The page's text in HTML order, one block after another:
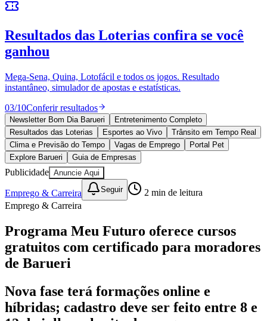
Anuncie no Portal
Cadastrar Empresa
Divulgar Vagas
Política
Esportes
Saúde
Segurança
Cultura
Meio Ambiente
Obras
Educação
Bairros de Barueri
AldeiaAldeia da SerraAldeia de BarueriAlphaville Bairro
JubranBelvalBethaville
VistaCalifórniaCarapicuíba
MilitarItapeviJandiraJardim AudirJardim BelvalJardim
Califórnia Jardim dos Altos Jardim dos CamargosJardim
EsperançaJardim GrazielaJardim IracemaJardim ItaquitiJardim
Resultados das Loterias confira se você
ganhou
Mega-Sena, Quina, Lotofácil e todos os jogos. Resultado
instantâneo, simulador de apostas e estatísticas.
03/10Conferir resultados
Newsletter Bom Dia Barueri
Entretenimento Completo
Resultados das Loterias
Esportes ao Vivo
Trânsito em Tempo Real
Clima e Previsão do Tempo
Vagas de Emprego
Portal Pet
Explore Barueri
Guia de Empresas
Publicidade Anuncie Aqui
Emprego & Carreira Seguir 2 min de leitura
Emprego & Carreira
Programa Meu Futuro oferece cursos
gratuitos com certificado para moradores
de Barueri
Nova fase terá formações online e
híbridas; cadastro deve ser feito entre 8 e